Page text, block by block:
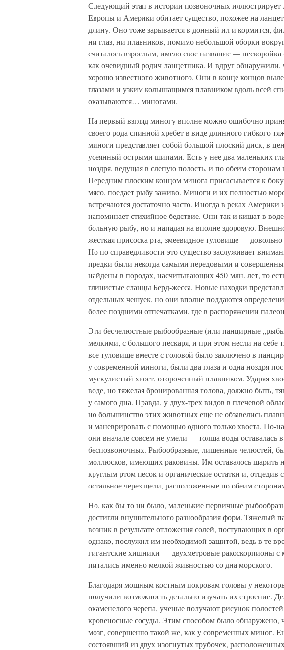
Следующий этап в истории позвоночных иллюстрирует
Европы и Америки обитает существо, похожее на
длину. Оно тоже зарывается в донный ил и кормится,
ни глаз, ни плавников, помимо небольшой оборки
считалось взрослым, имело свое название —
как очевидный родич ланцетника. И вдруг обнаружили,
хорошо известного животного. Они в конце концов
глазами и узким колышащимся плавником вдоль всей
оказываются… миногами.
На первый взгляд миногу вполне можно ошибочно
своего рода спинной хребет в виде длинного гибкого
миноги представляет собой большой плоский диск, в
усеянный острыми шипами. Есть у нее два маленьких
ноздря, ведущая в слепую полость, и по обеим
Передним плоским концом минога присасывается к
мясо, поедает рыбу заживо. Миноги и их полностью
встречаются достаточно часто. Иногда в реках Америки
напоминает стихийное бедствие. Они так и кишат в
больную рыбу, но и нападая на вполне здоровую.
жесткая присоска рта, змеевидное туловище —
Но по справедливости это существо заслуживает
предки были некогда самыми передовыми и
найдены в породах, насчитывающих 450 млн. лет, то
глинистые сланцы Берд-жесса. Новые находки
отдельных чешуек, но они вполне поддаются
более поздними отпечатками, где в распоряжении
Эти бесчелюстные рыбообразные (или панцирные
мелкими, с большого пескаря, и при этом несли на
все туловище вместе с головой было заключено в
у современной миноги, были два глаза и одна ноздря
мускулистый хвост, отороченный плавником. Ударяя
воде, но тяжелая бронированная голова, должно быть,
у самого дна. Правда, у двух-трех видов в плечевой
но большинство этих животных еще не обзавелись
и маневрировать с помощью одного только хвоста. По-
они вначале совсем не умели — толща воды оставалась
беспозвоночных. Рыбообразные, лишенные челюстей,
моллюсков, имеющих раковины. Им оставалось шарить
круглым ртом песок и органические остатки и, отцедив
остальное через щели, расположенные по обеим
Но, как бы то ни было, маленькие первичные
достигли внушительного разнообразия форм. Тяжелый
возник в результате отложения солей, поступающих в
однако, послужил им необходимой защитой, ведь в те
гигантские хищники — двухметровые ракоскорпионы
питались именно мелкой живностью со дна морского.
Благодаря мощным костным покровам головы у
получили возможность детально изучать их строение.
окаменелого черепа, ученые получают рисунок
кровеносные сосуды. Этим способом было обнаружено,
мозг, совершенно такой же, как у современных миног.
состоявший из двух изогнутых трубочек,